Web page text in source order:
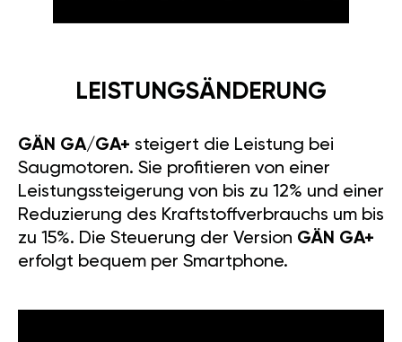
LEISTUNGSÄNDERUNG
GÄN GA/GA+ steigert die Leistung bei
Saugmotoren. Sie profitieren von einer
Leistungssteigerung von bis zu 12% und einer
Reduzierung des Kraftstoffverbrauchs um bis
zu 15%. Die Steuerung der Version GÄN GA+
erfolgt bequem per Smartphone.